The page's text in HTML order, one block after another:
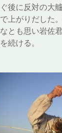
ぐ後に反対の大
で上がりだした
なとも思い岩佐
を続ける。